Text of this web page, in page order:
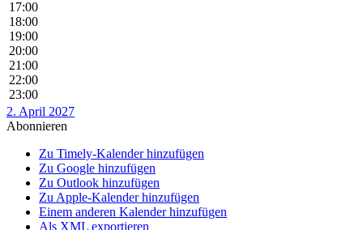
17:00
18:00
19:00
20:00
21:00
22:00
23:00
2. April 2027
Abonnieren
Zu Timely-Kalender hinzufügen
Zu Google hinzufügen
Zu Outlook hinzufügen
Zu Apple-Kalender hinzufügen
Einem anderen Kalender hinzufügen
Als XML exportieren